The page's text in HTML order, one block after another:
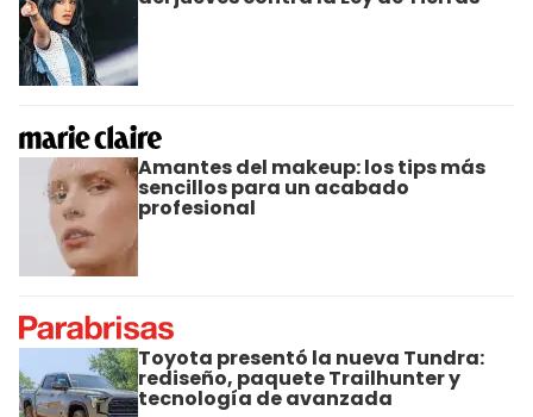
Amantes del makeup: los tips más
sencillos para un acabado
profesional
Toyota presentó la nueva Tundra:
rediseño, paquete Trailhunter y
tecnología de avanzada